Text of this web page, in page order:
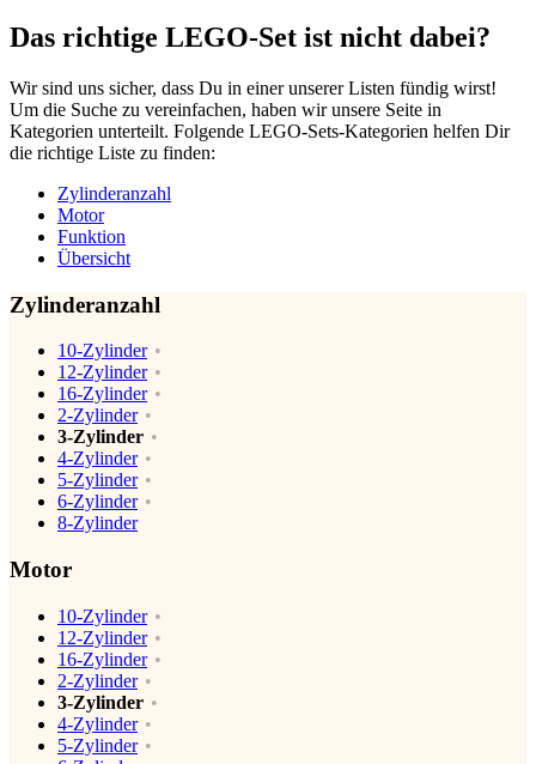
Das richtige LEGO-Set ist nicht dabei?
Wir sind uns sicher, dass Du in einer unserer Listen fündig wirst!
Um die Suche zu vereinfachen, haben wir unsere Seite in
Kategorien unterteilt. Folgende LEGO-Sets-Kategorien helfen Dir
die richtige Liste zu finden:
Zylinderanzahl
Motor
Funktion
Übersicht
Zylinderanzahl
10-Zylinder
12-Zylinder
16-Zylinder
2-Zylinder
3-Zylinder
4-Zylinder
5-Zylinder
6-Zylinder
8-Zylinder
Motor
10-Zylinder
12-Zylinder
16-Zylinder
2-Zylinder
3-Zylinder
4-Zylinder
5-Zylinder